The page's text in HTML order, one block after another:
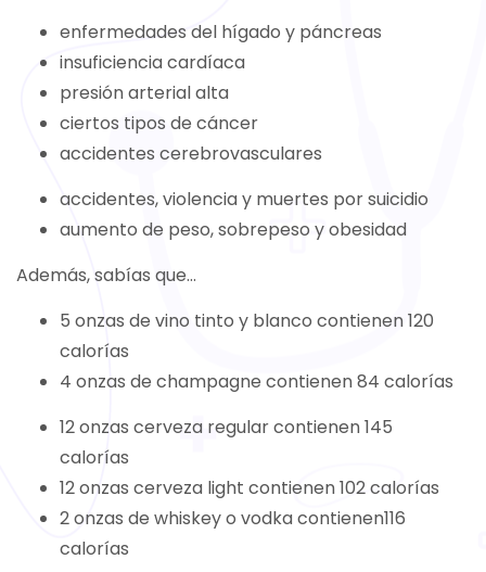
enfermedades del hígado y páncreas
insuficiencia cardíaca
presión arterial alta
ciertos tipos de cáncer
accidentes cerebrovasculares
accidentes, violencia y muertes por suicidio
aumento de peso, sobrepeso y obesidad
Además, sabías que...
5 onzas de vino tinto y blanco contienen 120
calorías
4 onzas de champagne contienen 84 calorías
12 onzas cerveza regular contienen 145
calorías
12 onzas cerveza light contienen 102 calorías
2 onzas de whiskey o vodka contienen116
calorías